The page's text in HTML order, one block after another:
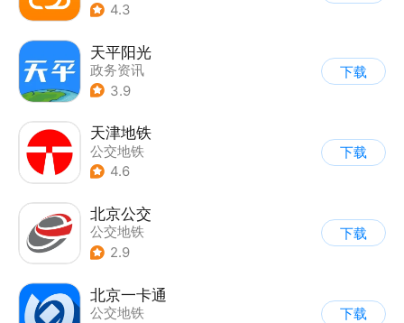
4.3
天平阳光
政务资讯
3.9
下载
天津地铁
公交地铁
4.6
下载
北京公交
公交地铁
2.9
下载
北京一卡通
公交地铁
下载